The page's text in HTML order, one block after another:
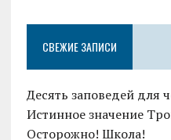
СВЕЖИЕ ЗАПИСИ
Десять заповедей для
Истинное значение
Осторожно! Школа!